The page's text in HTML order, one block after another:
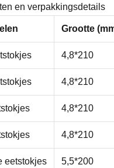
en verpakkingsdetails
Grootte
4,8*210
4,8*210
4,8*210
4,8*210
eetstokjes 5,5*200